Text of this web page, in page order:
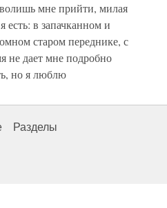
мне прийти, милая
в запачканном и
старом переднике, с
дает мне подробно
но я люблю
Разделы